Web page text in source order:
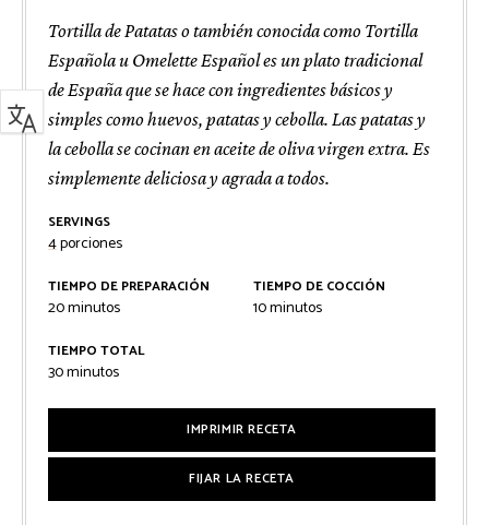
Tortilla de Patatas o también conocida como Tortilla
Española u Omelette Español es un plato tradicional
de España que se hace con ingredientes básicos y
simples como huevos, patatas y cebolla. Las patatas y
la cebolla se cocinan en aceite de oliva virgen extra. Es
simplemente deliciosa y agrada a todos.
SERVINGS
4porciones
TIEMPO DE PREPARACIÓN
20minutos
minutos
TIEMPO DE COCCIÓN
10minutos
minutos
TIEMPO TOTAL
30minutos
minutos
IMPRIMIR RECETA
FIJAR LA RECETA